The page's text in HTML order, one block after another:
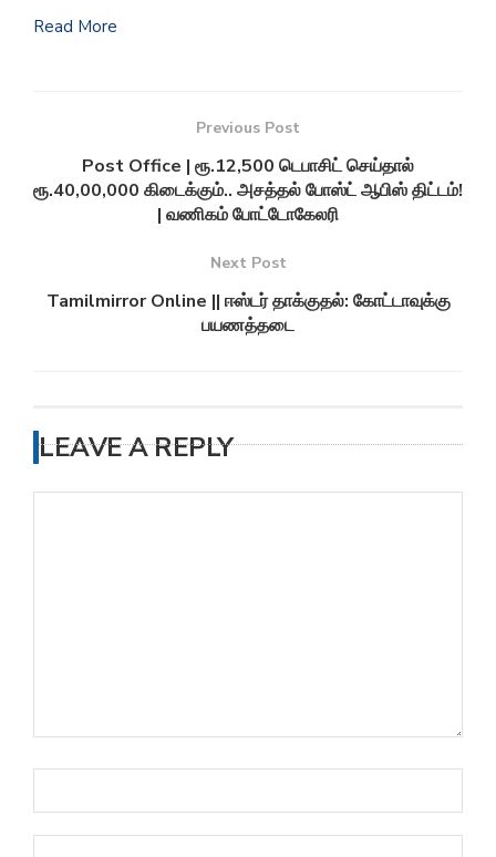
Read More
Previous Post
Post Office | ரூ.12,500 டெபாசிட் செய்தால்
ரூ.40,00,000 கிடைக்கும்.. அசத்தல் போஸ்ட் ஆபிஸ் திட்டம்!
| வணிகம் போட்டோகேலரி
Next Post
Tamilmirror Online || ஈஸ்டர் தாக்குதல்: கோட்டாவுக்கு
பயணத்தடை
LEAVE A REPLY